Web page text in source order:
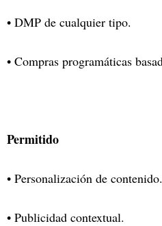
• DMP de cualquier tipo.
• Compras programáticas
Permitido
• Personalización de contenido.
• Publicidad contextual.